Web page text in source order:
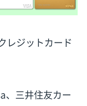
レジットカード
、三井住友カー